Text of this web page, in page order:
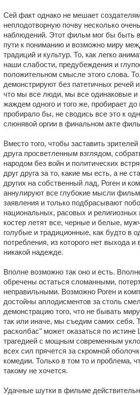
Сей факт однако не мешает
неплодотворную почву несколько
наблюдений. Этот фильм мог бы быть
пути к пониманию и возможно миру
традиций и культур. То, как легко
наши слабости, предубеждения и
положительном смысле этого слова.
демонстрируют без патетичных речей
что мы все люди, мы все одинаковые и
жаждем одного и того же, пробирает
пробирало бы, не сводись все это к
слюнявой оргии в финальном акте
Вместо того, чтобы заставить
друга просветленным взглядом,
народом без войн и политических
друг друга за то, какие мы есть, а не
других на собственный лад, Роген и
аннулируют все глубокие мысли
заявления и только подбрасывают
национальных, расовых и религиозных
костер летят все, черные и белые,
голубые и традиционные, как будто в
потребления, из которого нет выхода и
никакой надежде.
Вполне возможно так оно и есть.
обречены остаться сломанными,
неправильными. Возможно Роген и
достойны аплодисментов за столь
демонстрацию того, что не бывать
так или иначе, мы съедим самих себя.
расколбас" может оказаться по истине
трагедией с мощным современным
всех сил прячется за скромной
комедии. Только в том то и проблема,
такому не хочется.
Удачные шутки в фильме